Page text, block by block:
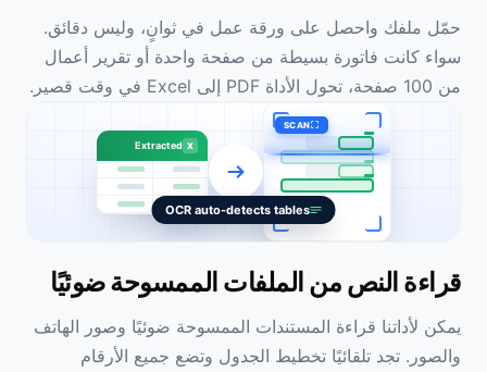
حمّل ملفك واحصل على ورقة عمل في ثوانٍ، وليس دقائق.
سواء كانت فاتورة بسيطة من صفحة واحدة أو تقرير أعمال
من 100 صفحة، تحول الأداة PDF إلى Excel في وقت قصير.
SCAN
X
Extracted
OCR auto-detects tables
قراءة النص من الملفات الممسوحة ضوئيًا
يمكن لأداتنا قراءة المستندات الممسوحة ضوئيًا وصور الهاتف
والصور. تجد تلقائيًا تخطيط الجدول وتضع جميع الأرقام